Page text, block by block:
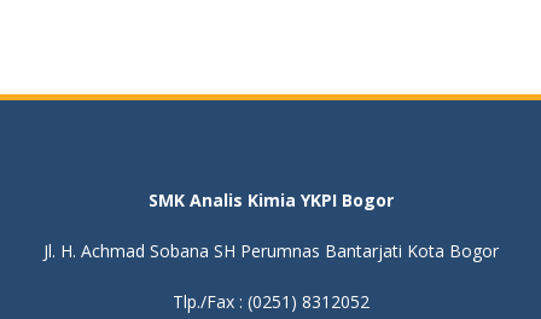
SMK Analis Kimia YKPI Bogor
Jl. H. Achmad Sobana SH Perumnas Bantarjati Kota Bogor
Tlp./Fax : (0251) 8312052